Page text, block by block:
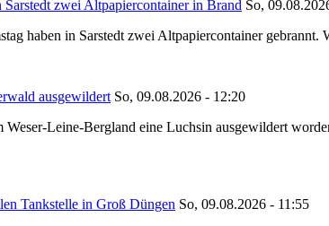
Sarstedt zwei Altpapiercontainer in Brand So,
haben in Sarstedt zwei Altpapiercontainer
ausgewildert So, 09.08.2026 - 12:20
Weser-Leine-Bergland eine Luchsin ausgewildert
Tankstelle in Groß Düngen So, 09.08.2026 - 11:55